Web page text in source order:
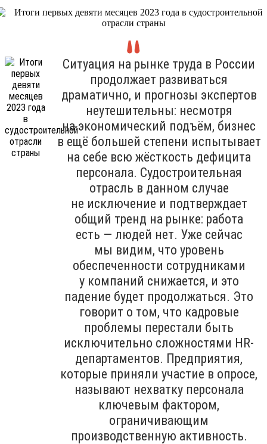
Ситуация на рынке труда в России
продолжает развиваться
драматично, и прогнозы экспертов
неутешительны: несмотря
на экономический подъём, бизнес
в ещё большей степени испытывает
на себе всю жёсткость дефицита
персонала. Судостроительная
отрасль в данном случае
не исключение и подтверждает
общий тренд на рынке: работа
есть — людей нет. Уже сейчас
мы видим, что уровень
обеспеченности сотрудниками
у компаний снижается, и это
падение будет продолжаться. Это
говорит о том, что кадровые
проблемы перестали быть
исключительно сложностями HR-
департаментов. Предприятия,
которые приняли участие в опросе,
называют нехватку персонала
ключевым фактором,
ограничивающим
производственную активность.